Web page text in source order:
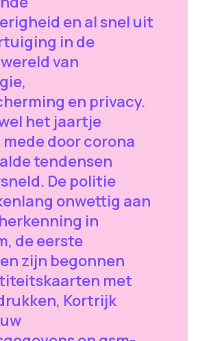
en al snel uit
in de
van
en privacy.
het jaartje
door corona
tendensen
De politie
onwettig aan
in
de eerste
zijn begonnen
met
Kortrijk